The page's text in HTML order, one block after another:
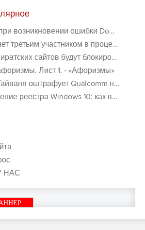
ошибки Download interrupted в Chrome - «Windows»
участником в процессе ФАС против Google - «Интернет»
сайтов будут блокироваться! - «Интернет»
Лист 1. - «Афоризмы»
Qualcomm на $774 млн - «Новости сети»
10: как восстановить реестр Виндовс 10 - «Windows»
НАС